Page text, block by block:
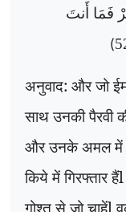
الرَّحِيمُ (28) فَذَكِّرْ فَمَا أَنتَ
(
अनुवाद: और जो
साथ उनकी पैरवी
और उनके अमल में
किये में गिरफ्तार